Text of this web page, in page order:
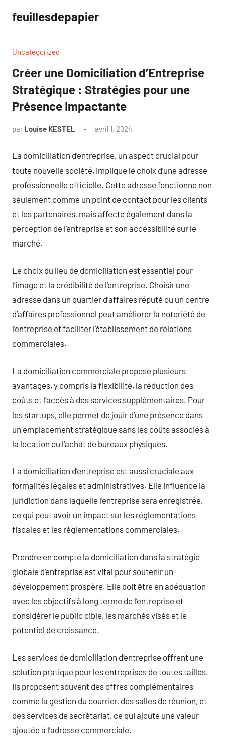
contenu
feuillesdepapier
Uncategorized
Créer une Domiciliation d’Entreprise
Stratégique : Stratégies pour une
Présence Impactante
par Louise KESTEL avril 1, 2024
La domiciliation d’entreprise, un aspect crucial pour
toute nouvelle société, implique le choix d’une adresse
professionnelle officielle. Cette adresse fonctionne non
seulement comme un point de contact pour les clients
et les partenaires, mais affecte également dans la
perception de l’entreprise et son accessibilité sur le
marché.
Le choix du lieu de domiciliation est essentiel pour
l’image et la crédibilité de l’entreprise. Choisir une
adresse dans un quartier d’affaires réputé ou un centre
d’affaires professionnel peut améliorer la notoriété de
l’entreprise et faciliter l’établissement de relations
commerciales.
La domiciliation commerciale propose plusieurs
avantages, y compris la flexibilité, la réduction des
coûts et l’accès à des services supplémentaires. Pour
les startups, elle permet de jouir d’une présence dans
un emplacement stratégique sans les coûts associés à
la location ou l’achat de bureaux physiques.
La domiciliation d’entreprise est aussi cruciale aux
formalités légales et administratives. Elle influence la
juridiction dans laquelle l’entreprise sera enregistrée,
ce qui peut avoir un impact sur les réglementations
fiscales et les réglementations commerciales.
Prendre en compte la domiciliation dans la stratégie
globale d’entreprise est vital pour soutenir un
développement prospère. Elle doit être en adéquation
avec les objectifs à long terme de l’entreprise et
considérer le public cible, les marchés visés et le
potentiel de croissance.
Les services de domiciliation d’entreprise offrent une
solution pratique pour les entreprises de toutes tailles.
Ils proposent souvent des offres complémentaires
comme la gestion du courrier, des salles de réunion, et
des services de secrétariat, ce qui ajoute une valeur
ajoutée à l’adresse commerciale.